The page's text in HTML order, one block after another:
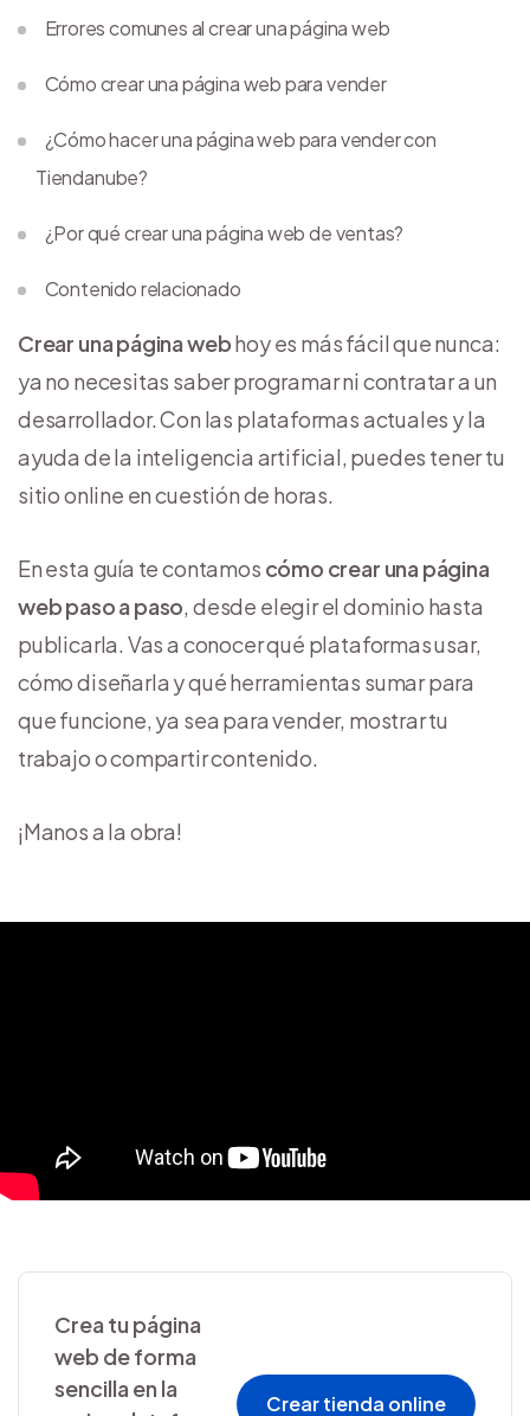
Crear unapágina webhoy es más fácil que nunca:
ya no necesitas saber programar ni contratar a un
desarrollador. Con las plataformas actuales y la
ayuda de la inteligencia artificial, puedes tener tu
sitio online en cuestión de horas.
En esta guía te contamos cómo crear una página
web paso a paso, desde elegir el dominio hasta
publicarla. Vas a conocer qué plataformas usar,
cómo diseñarla y qué herramientas sumar para
que funcione, ya sea para vender, mostrar tu
trabajo o compartir contenido.
¡Manos a la obra!
Crea tu página
web de forma
sencilla en la
Crear tienda online
Errores comunes al crear una página web
Cómo crear una página web para vender
¿Cómo hacer una página web para vender con
Tiendanube?
¿Por qué crear una página web de ventas?
Contenido relacionado